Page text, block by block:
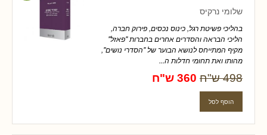
שלומי נרקיס
בהליכי פשיטת רגל, כינוס נכסים, פירוק חברה,
הליכי הבראה והסדרים אחרים בחברות "פאזל"
מקיף המתייחס לנושא הבוער של "הסדרי נושים",
מהותו ואת תחומי חדלות ה...
498 ש"ח 360 ש"ח